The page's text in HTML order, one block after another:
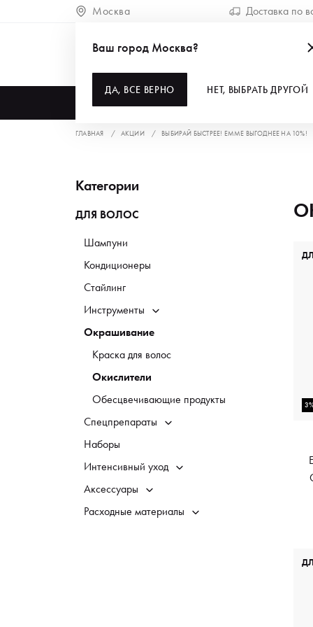
Москва Доставка по
Ваш город Москва?
ДА, ВСЕ ВЕРНО НЕТ, ВЫБРАТЬ ДРУГОЙ
ГЛАВНАЯ АКЦИИ ВЫБИРАЙ БЫСТРЕЕ! EMME ВЫГОДНЕЕ НА 10%!
Категории
ДЛЯ ВОЛОС
Шампуни
Кондиционеры
Стайлинг
Инструменты
Окрашивание
Краска для волос
Окислители
Обесцвечивающие продукты
Спецпрепараты
Наборы
Интенсивный уход
Аксессуары
Расходные материалы